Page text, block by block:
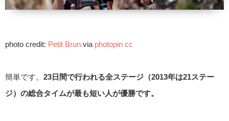
photo credit: Petit Brun via photopin cc
簡単です。 23日間で行われる全ステージ（2013年は21ステー
ジ）の総合タイムが最も短い人が優勝です。